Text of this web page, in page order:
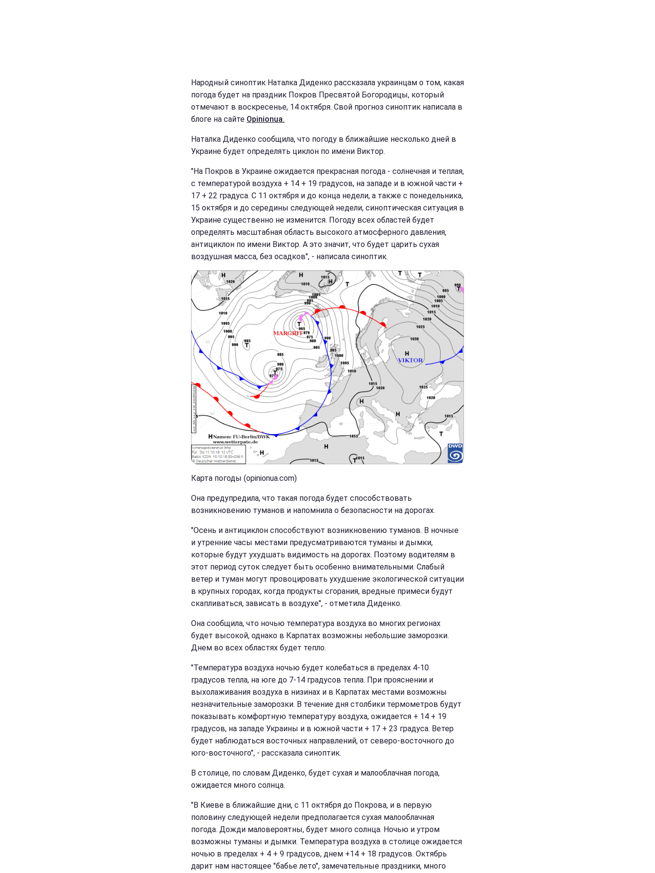
Народный синоптик Наталка Диденко рассказала украинцам о том, какая
погода будет на праздник Покров Пресвятой Богородицы, который
отмечают в воскресенье, 14 октября. Свой прогноз синоптик написала в
блоге на сайте Opinionua.
Наталка Диденко сообщила, что погоду в ближайшие несколько дней в
Украине будет определять циклон по имени Виктор.
"На Покров в Украине ожидается прекрасная погода - солнечная и теплая,
с температурой воздуха + 14 + 19 градусов, на западе и в южной части +
17 + 22 градуса. С 11 октября и до конца недели, а также с понедельника,
15 октября и до середины следующей недели, синоптическая ситуация в
Украине существенно не изменится. Погоду всех областей будет
определять масштабная область высокого атмосферного давления,
антициклон по имени Виктор. А это значит, что будет царить сухая
воздушная масса, без осадков", - написала синоптик.
Карта погоды (opinionua.com)
Она предупредила, что такая погода будет способствовать
возникновению туманов и напомнила о безопасности на дорогах.
"Осень и антициклон способствуют возникновению туманов. В ночные
и утренние часы местами предусматриваются туманы и дымки,
которые будут ухудшать видимость на дорогах. Поэтому водителям в
этот период суток следует быть особенно внимательными. Слабый
ветер и туман могут провоцировать ухудшение экологической ситуации
в крупных городах, когда продукты сгорания, вредные примеси будут
скапливаться, зависать в воздухе", - отметила Диденко.
Она сообщила, что ночью температура воздуха во многих регионах
будет высокой, однако в Карпатах возможны небольшие заморозки.
Днем во всех областях будет тепло.
"Температура воздуха ночью будет колебаться в пределах 4-10
градусов тепла, на юге до 7-14 градусов тепла. При прояснении и
выхолаживания воздуха в низинах и в Карпатах местами возможны
незначительные заморозки. В течение дня столбики термометров будут
показывать комфортную температуру воздуха, ожидается + 14 + 19
градусов, на западе Украины и в южной части + 17 + 23 градуса. Ветер
будет наблюдаться восточных направлений, от северо-восточного до
юго-восточного", - рассказала синоптик.
В столице, по словам Диденко, будет сухая и малооблачная погода,
ожидается много солнца.
"В Киеве в ближайшие дни, с 11 октября до Покрова, и в первую
половину следующей недели предполагается сухая малооблачная
погода. Дожди маловероятны, будет много солнца. Ночью и утром
возможны туманы и дымки. Температура воздуха в столице ожидается
ночью в пределах + 4 + 9 градусов, днем ​​+14 + 18 градусов. Октябрь
дарит нам настоящее "бабье лето", замечательные праздники, много